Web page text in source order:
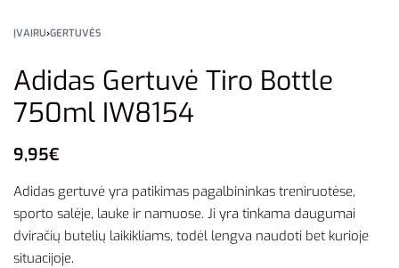
ĮVAIRU›GERTUVĖS
Adidas Gertuvė Tiro Bottle
750ml IW8154
9,95€
Adidas gertuvė yra patikimas pagalbininkas treniruotėse,
sporto salėje, lauke ir namuose. Ji yra tinkama daugumai
dviračių butelių laikikliams, todėl lengva naudoti bet kurioje
situacijoje.